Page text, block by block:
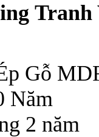
Tranh
Gỗ
Năm
2 năm